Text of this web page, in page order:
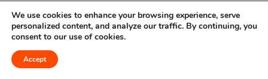
tâches lourdes.
pour des applications ou des jeux lourds, laissez la
We use cookies to enhance your browsing experience, serve
personalized content, and analyze our traffic. By continuing, you
consent to our use of cookies.
Accept